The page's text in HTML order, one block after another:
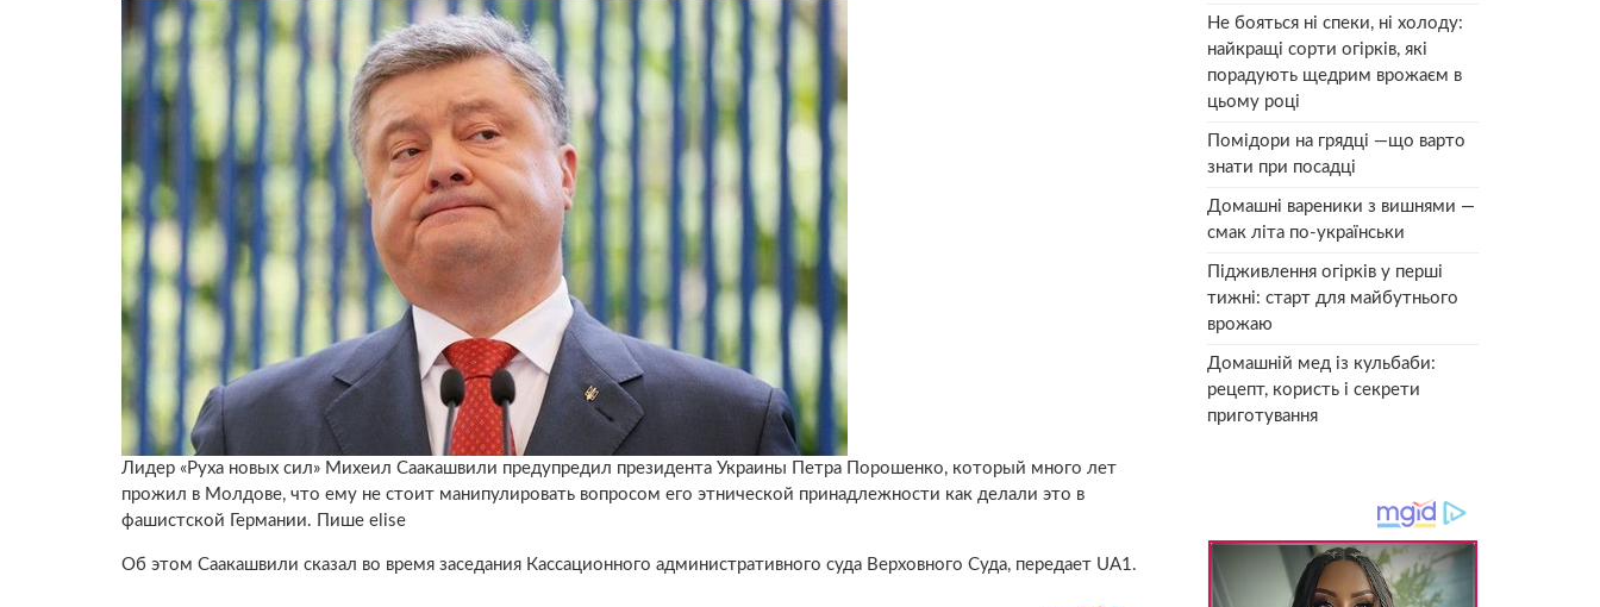
Лидер «Руха новых сил» Михеил Саакашвили предупредил президента Украины Петра Порошенко, который много лет
прожил в Молдове, что ему не стоит манипулировать вопросом его этнической принадлежности как делали это в
фашистской Германии. Пише elise
Об этом Саакашвили сказал во время заседания Кассационного административного суда Верховного Суда, передает UA1.
Не бояться ні спеки, ні холоду:
найкращі сорти огірків, які
порадують щедрим врожаєм в
цьому році
Помідори на грядці —що варто
знати при посадці
Домашні вареники з вишнями —
смак літа по-українськи
Підживлення огірків у перші
тижні: старт для майбутнього
врожаю
Домашній мед із кульбаби:
рецепт, користь і секрети
приготування